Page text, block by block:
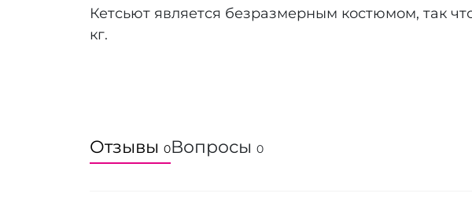
Кетсьют является безразмерным костюмом, так
кг.
Отзывы 0Вопросы 0